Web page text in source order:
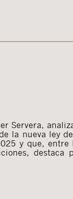
Servera,
la nueva ley
y que, entre
destaca
y mercantil, de